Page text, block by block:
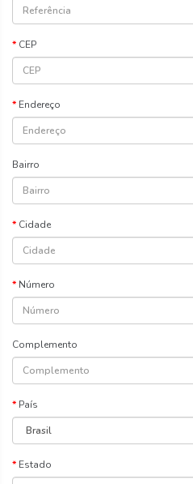
CEP
Endereço
Bairro
Cidade
Número
Complemento
País
Estado